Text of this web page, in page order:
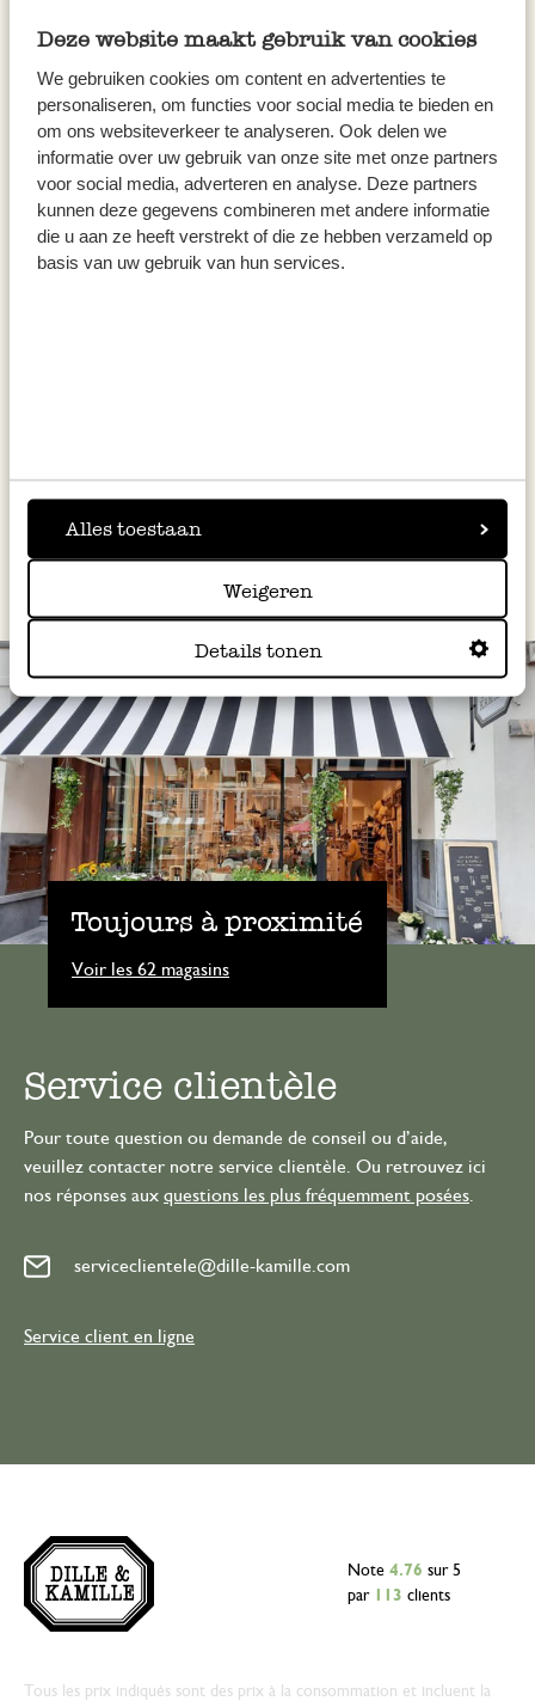
Deze website maakt gebruik van cookies
We gebruiken cookies om content en advertenties te
personaliseren, om functies voor social media te bieden en
om ons websiteverkeer te analyseren. Ook delen we
informatie over uw gebruik van onze site met onze partners
voor social media, adverteren en analyse. Deze partners
kunnen deze gegevens combineren met andere informatie
die u aan ze heeft verstrekt of die ze hebben verzameld op
basis van uw gebruik van hun services.
Alles toestaan
Weigeren
Details tonen
115,83 € / kg
115,83 € / kg
Toujours à proximité
Voir les 62 magasins
Service clientèle
Pour toute question ou demande de conseil ou d’aide,
veuillez contacter notre service clientèle. Ou retrouvez ici
nos réponses aux questions les plus fréquemment posées
serviceclientele@dille-kamille.com
Service client en ligne
Note 4.76 sur 5
par
113 clients
Tous les prix indiqués sont des prix à la consommation et incluent la